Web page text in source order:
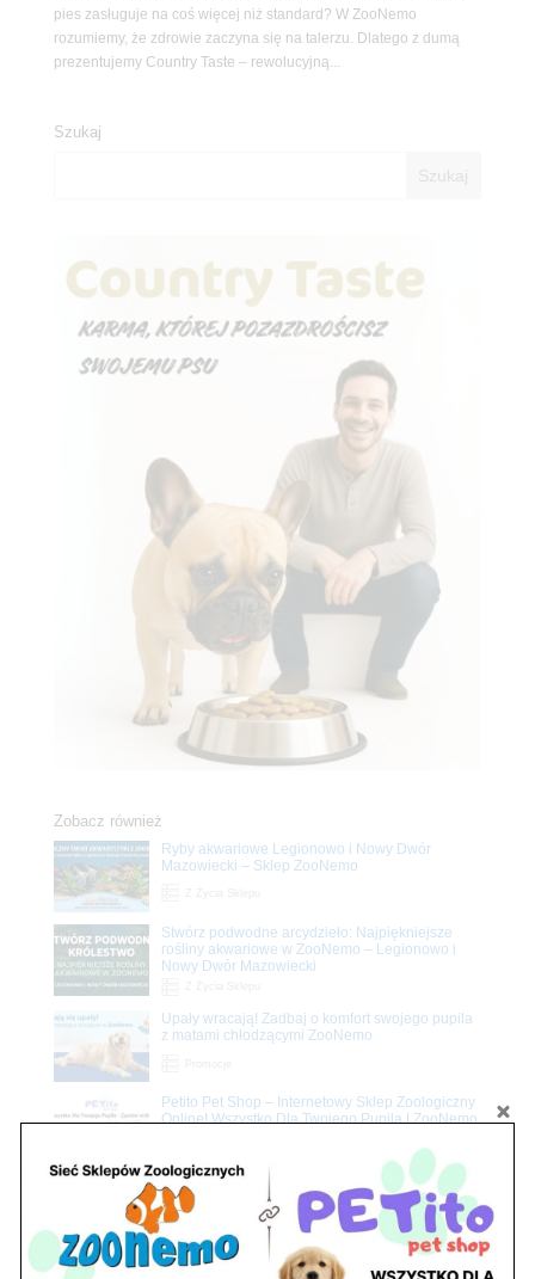
pies zasługuje na coś więcej niż standard? W ZooNemo
rozumiemy, że zdrowie zaczyna się na talerzu. Dlatego z dumą
prezentujemy Country Taste – rewolucyjną...
Szukaj
Zobacz również
Ryby akwariowe Legionowo i Nowy Dwór
Mazowiecki – Sklep ZooNemo
Stwórz podwodne arcydzieło: Najpiękniejsze
rośliny akwariowe w ZooNemo – Legionowo i
Nowy Dwór Mazowiecki
Upały wracają! Zadbaj o komfort swojego pupila
z matami chłodzącymi ZooNemo
Petito Pet Shop – Internetowy Sklep Zoologiczny
Online! Wszystko Dla Twojego Pupila | ZooNemo
Znajdź nas
Adres